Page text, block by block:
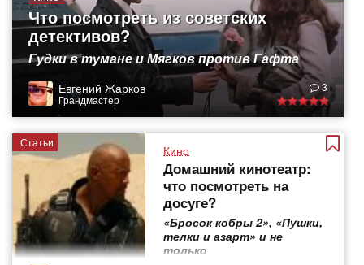
Что посмотреть из советских
детективов?
Гудки в тумане и Мягков против Гафта
Евгений Жарков
Грандмастер
3
Статьи
Кино
Домашний кинотеатр:
что посмотреть на
досуге?
«Бросок кобры 2», «Пушки,
телки и азарт» и не
только